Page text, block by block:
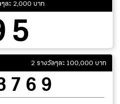
ๆละ 2,000 บาท
2 รางวัลๆละ 100,000 บาท